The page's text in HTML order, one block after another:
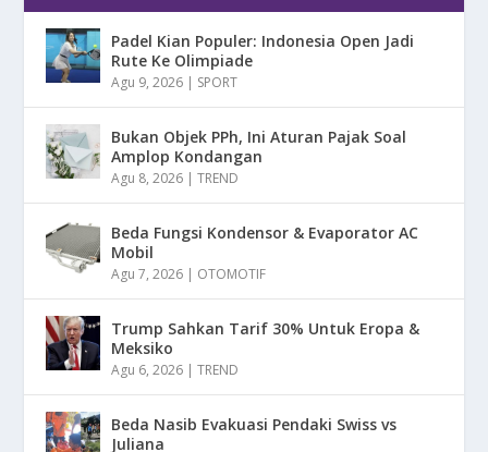
Padel Kian Populer: Indonesia Open Jadi
Rute Ke Olimpiade
Agu 9, 2026 | SPORT
Bukan Objek PPh, Ini Aturan Pajak Soal
Amplop Kondangan
Agu 8, 2026 |TREND
Beda Fungsi Kondensor & Evaporator AC
Mobil
Agu 7, 2026 | OTOMOTIF
Trump Sahkan Tarif 30% Untuk Eropa &
Meksiko
Agu 6, 2026 |TREND
Beda Nasib Evakuasi Pendaki Swiss vs
Juliana